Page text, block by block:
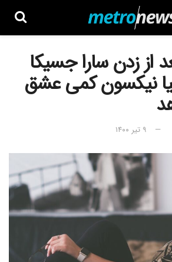
از زدن سارا جسیکا
نیکسون کمی عشق
۹ تیر ۱۴۰۰